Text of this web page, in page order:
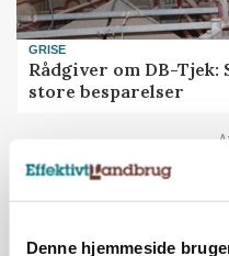
Denne hjemmeside
GRISE
Rådgiver om DB-
store besparelser